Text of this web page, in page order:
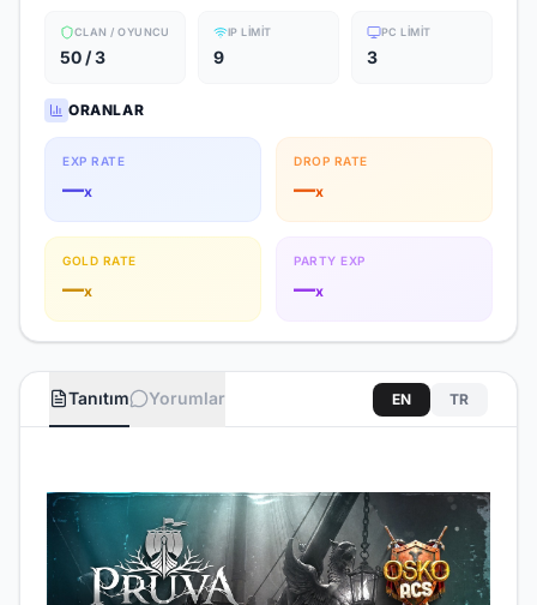
CLAN / OYUNCU
50 / 3
IP LIMIT
9
PC LIMIT
3
ORANLAR
EXP RATE
—x
DROP RATE
—x
GOLD RATE
—x
PARTY EXP
—x
Tanıtım Yorumlar EN TR